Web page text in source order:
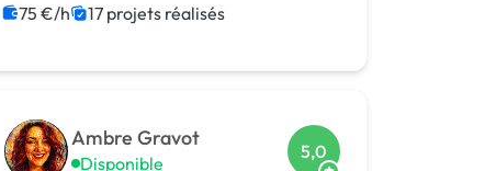
CSS, HTML, XML
Modules et composants
Dropshipping
75 €/h 17 projets réalisés
Ambre Gravot
Disponible
5,0